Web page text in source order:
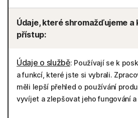
Údaje, které shromažďujeme a
přístup:
Údaje o službě: Používají se k
a funkcí, které jste si vybrali.
měli lepší přehled o používání
vyvíjet a zlepšovat jeho fungování